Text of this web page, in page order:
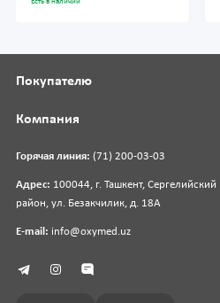
Горячая линия: (71) 200-03-03
Адрес: 100044, г. Ташкент, Сергелийский
район, ул. Безакчилик, д. 18А
E-mail: info@oxymed.uz
Покупателю
Компания